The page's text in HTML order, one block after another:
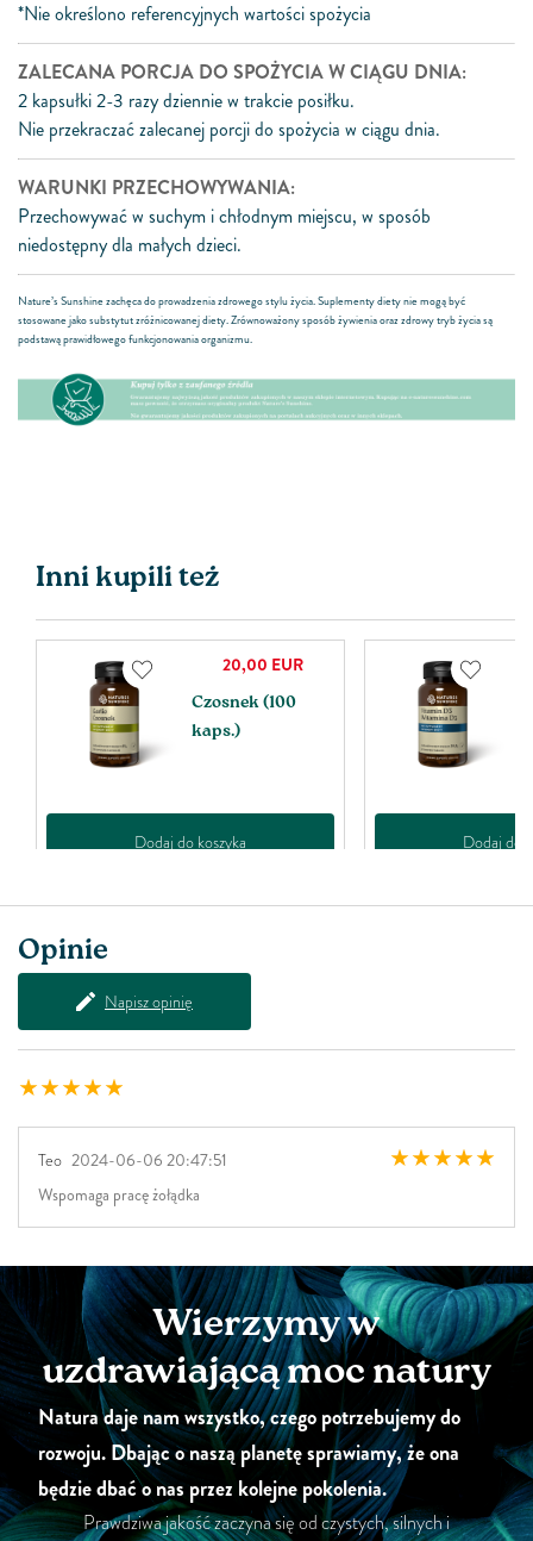
*Nie określono referencyjnych wartości spożycia
ZALECANA PORCJA DO SPOŻYCIA W CIĄGU DNIA:
2 kapsułki 2-3 razy dziennie w trakcie posiłku.
Nie przekraczać zalecanej porcji do spożycia w ciągu dnia.
WARUNKI PRZECHOWYWANIA:
Przechowywać w suchym i chłodnym miejscu, w sposób
niedostępny dla małych dzieci.
Nature’s Sunshine zachęca do prowadzenia zdrowego stylu życia. Suplementy diety nie mogą być
stosowane jako substytut zróżnicowanej diety. Zrównoważony sposób żywienia oraz zdrowy tryb życia są
podstawą prawidłowego funkcjonowania organizmu.
Inni kupili też
20,00 EUR
Czosnek (100
kaps.)
Dodaj do koszyka Dodaj do
Opinie
Napisz opinię
Teo 2024-06-06 20:47:51
Wspomaga pracę żołądka
Wierzymy w
uzdrawiającą moc natury
Natura daje nam wszystko, czego potrzebujemy do
rozwoju. Dbając o naszą planetę sprawiamy, że ona
będzie dbać o nas przez kolejne pokolenia.
Prawdziwa jakość zaczyna się od czystych, silnych i